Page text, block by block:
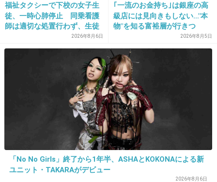
26. 匿名 2013/02/02(土) 14:29:48
武井咲もＡＫＢよりはましでしょ
+52 -12
ぜったいサービスいいよ
+68
福祉タクシーで下校の女子生
徒、一時心肺停止 同乗看護
師は適切な処置行わず、生徒
2026年8月6日
｢一流のお金持ち｣は銀座の高
級店には見向きもしない…"本
物"を知る富裕層が行きつ
く"究極のスシ"の正体2026年8月5日
「No No Girls」終了から1年半、ASHAとKOKONAによる新
ユニット・TAKARAがデビュー
2026年8月6日